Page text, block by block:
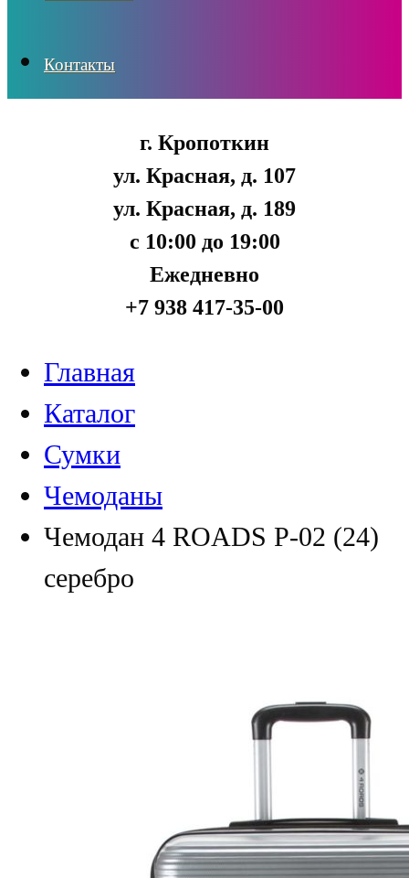
Контакты
г. Кропоткин
ул. Красная, д. 107
ул. Красная, д. 189
с 10:00 до 19:00
Ежедневно
+7 938 417-35-00
Главная
Каталог
Сумки
Чемоданы
Чемодан 4 ROADS Р-02 (24)
серебро